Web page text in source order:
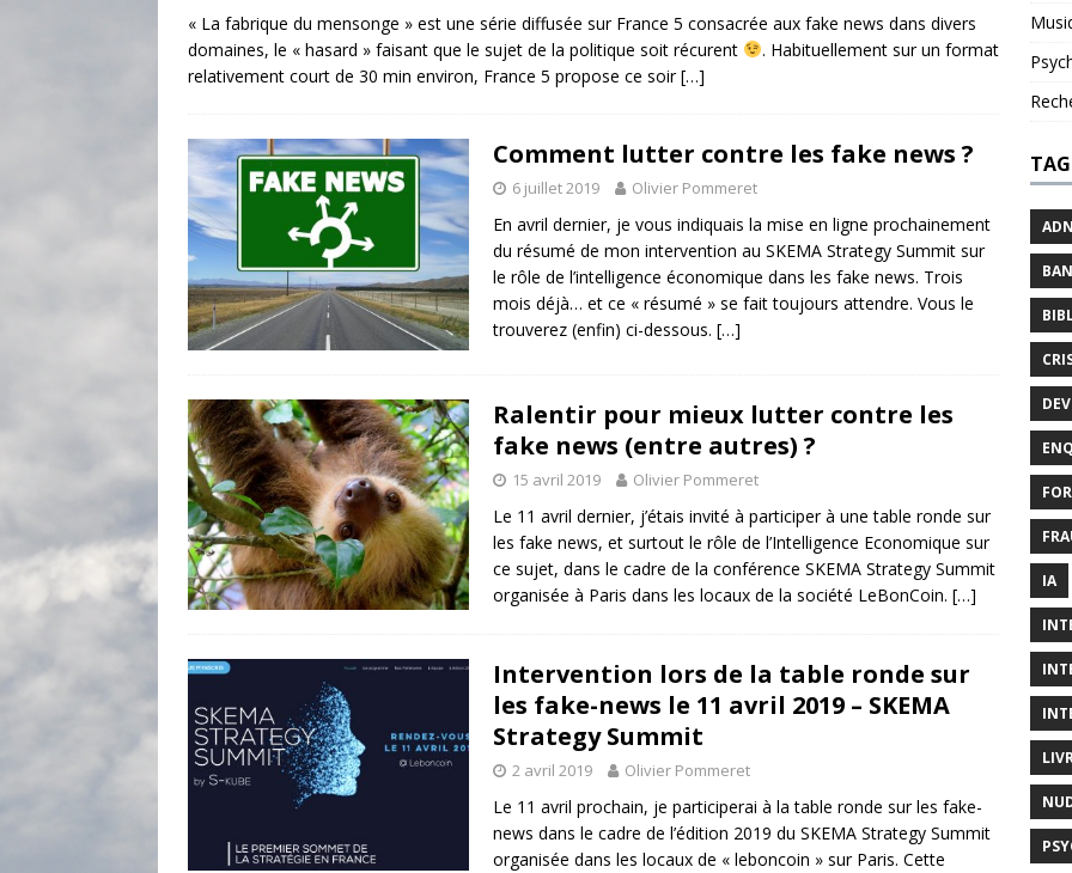
« La fabrique du mensonge » est une série diffusée sur France 5 consacrée aux fake news dans divers
domaines, le « hasard » faisant que le sujet de la politique soit récurent
. Habituellement sur un format
relativement court de 30 min environ, France 5 propose ce soir[…]
Comment lutter contre les fake news ?
6 juillet 2019 Olivier Pommeret
En avril dernier, je vous indiquais la mise en ligne prochainement
du résumé de mon intervention au SKEMA Strategy Summit sur
le rôle de l’intelligence économique dans les fake news. Trois
mois déjà… et ce « résumé » se fait toujours attendre. Vous le
trouverez (enfin) ci-dessous. […]
Ralentir pour mieux lutter contre les
fake news (entre autres) ?
15 avril 2019 Olivier Pommeret
Le 11 avril dernier, j’étais invité à participer à une table ronde sur
les fake news, et surtout le rôle de l’Intelligence Economique sur
ce sujet, dans le cadre de la conférence SKEMA Strategy Summit
organisée à Paris dans les locaux de la société LeBonCoin. […]
Intervention lors de la table ronde sur
les fake-news le 11 avril 2019 – SKEMA
Strategy Summit
2 avril 2019 Olivier Pommeret
Le 11 avril prochain, je participerai à la table ronde sur les fake-
news dans le cadre de l’édition 2019 du SKEMA Strategy Summit
organisée dans les locaux de « leboncoin » sur Paris. Cette
ADN
IA